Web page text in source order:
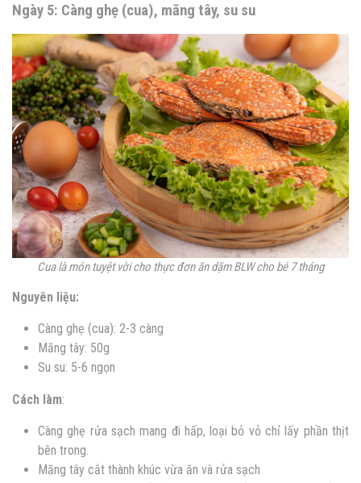
Ngày 5: Càng ghẹ (cua), măng tây, su su
Cua là món tuyệt vời cho thực đơn ăn dặm BLW cho bé 7 tháng
Nguyên liệu:
Càng ghẹ (cua): 2-3 càng
Măng tây: 50g
Su su: 5-6 ngọn
Cách làm:
Càng ghẹ rửa sạch mang đi hấp, loại bỏ vỏ chỉ lấy phần thịt
bên trong.
Măng tây cắt thành khúc vừa ăn và rửa sạch